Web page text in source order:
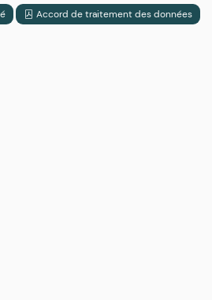
Accord de traitement des données